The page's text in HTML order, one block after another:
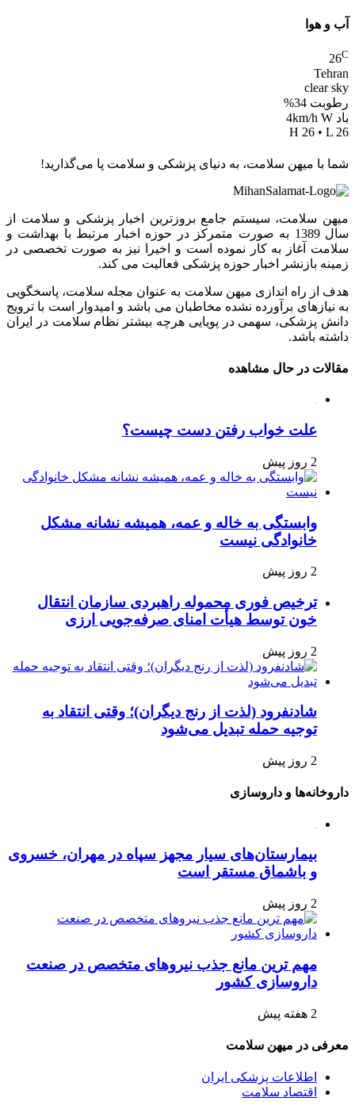
آب و هوا
26C
Tehran
clear sky
رطوبت 34%
باد 4km/h W
H 26 • L 26
شما با میهن سلامت، به دنیای پزشکی و سلامت پا می‌گذارید!
میهن سلامت، سیستم جامع بروزترین اخبار پزشکی و سلامت از
سال 1389 به صورت متمرکز در حوزه اخبار مرتبط با بهداشت و
سلامت آغاز به کار نموده است و اخیرا نیز به صورت تخصصی در
زمینه بازنشر اخبار حوزه پزشکی فعالیت می کند.
هدف از راه اندازی میهن سلامت به عنوان مجله سلامت، پاسخگویی
به نیازهای برآورده نشده مخاطبان می باشد و امیدوار است با ترویج
دانش پزشکی، سهمی در پویایی هرچه بیشتر نظام سلامت در ایران
داشته باشد.
مقالات در حال مشاهده
علت خواب رفتن دست چیست؟
2 روز پیش
وابستگی به خاله و عمه، همیشه نشانه مشکل
خانوادگی نیست
2 روز پیش
ترخیص فوری محموله راهبردی سازمان انتقال
خون توسط هیأت امنای صرفه‌جویی ارزی
2 روز پیش
شادنفرود (لذت از رنج دیگران)؛ وقتی انتقاد به
توجیه حمله تبدیل می‌شود
2 روز پیش
داروخانه‌ها و داروسازی
بیمارستان‌های سیار مجهز سپاه در مهران، خسروی
و باشماق مستقر است
2 روز پیش
مهم ترین مانع جذب نیروهای متخصص در صنعت
داروسازی کشور
2 هفته پیش
معرفی در میهن سلامت
اطلاعات پزشکی ایران
اقتصاد سلامت